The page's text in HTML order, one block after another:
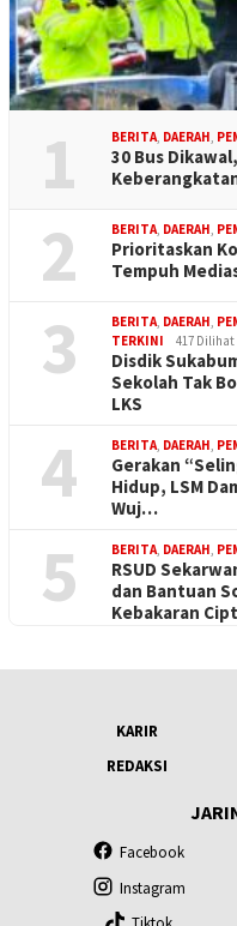
1 BERITA DAERAH
30 Bus
2 BERITA DAERAH
Prioritaskan
Tempuh
3 BERITA DAERAH
TERKINI
417 Dilihat
Disdik
Sekolah Tak
LKS
4 BERITA DAERAH
Gerakan
Hidup, LSM
Wuj…
5 BERITA DAERAH
RSUD
dan Bantuan
Kebakaran
KARIR
REDAKSI
Facebook
Instagram